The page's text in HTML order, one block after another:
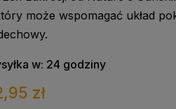
może wspomagać układ
w: 24 godziny
zł